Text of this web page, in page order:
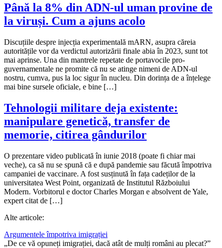
Până la 8% din ADN-ul uman provine de
la viruși. Cum a ajuns acolo
Discuțiile despre injecția experimentală mARN, asupra căreia
autoritățile vor da verdictul autorizării finale abia în 2023, sunt tot
mai aprinse. Una din mantrele repetate de portavocile pro-
guvernamentale ne promite că nu se atinge nimeni de ADN-ul
nostru, cumva, pus la loc sigur în nucleu. Din dorința de a înțelege
mai bine sursele oficiale, e bine […]
Tehnologii militare deja existente:
manipulare genetică, transfer de
memorie, citirea gândurilor
O prezentare video publicată în iunie 2018 (poate fi chiar mai
veche), ca să nu se spună că e după pandemie sau făcută împotriva
campaniei de vaccinare. A fost susținută în fața cadeților de la
universitatea West Point, organizată de Institutul Războiului
Modern. Vorbitorul e doctor Charles Morgan e absolvent de Yale,
expert citat de […]
Alte articole:
Argumentele împotriva imigrației
„De ce vă opuneți imigrației, dacă atât de mulți români au plecat?”